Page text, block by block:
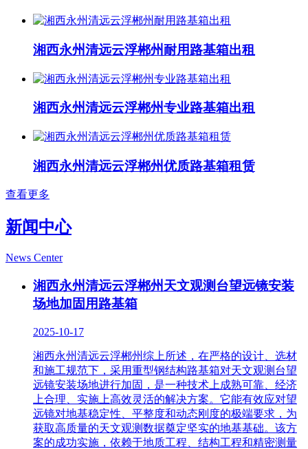
湘西永州清远云浮郴州耐用路基箱出租
湘西永州清远云浮郴州专业路基箱出租
湘西永州清远云浮郴州优质路基箱租赁
查看更多
新闻中心
News Center
湘西永州清远云浮郴州天文观测台望远镜安装
场地加固用路基箱
2025-10-17
湘西永州清远云浮郴州综上所述，在严格的设计、选材
和施工规范下，采用重型钢结构路基箱对天文观测台望
远镜安装场地进行加固，是一种技术上成熟可靠、经济
上合理、实施上高效灵活的解决方案。它能有效应对望
远镜对地基稳定性、平整度和动态刚度的极端要求，为
获取高质量的天文观测数据奠定坚实的地基基础。该方
案的成功实施，依赖于地质工程、结构工程和精密测量